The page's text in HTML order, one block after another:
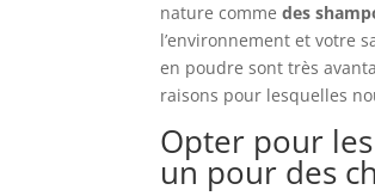
nature commedes
l’environnement et votre
en poudre sont très
raisons pour lesquelles
Opter pour
un pour des